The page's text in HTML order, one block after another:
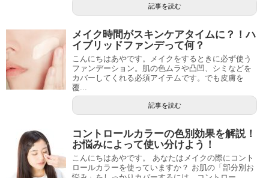
記事を読む
メイク時間がスキンケアタイムに？！ハ
イブリッドファンデって何？
こんにちはあやです。メイクをするときに必ず使う
ファンデーション。肌の色ムラや凸凹、シミなどを
カバーしてくれる必須アイテムです。でも皮膚を
覆...
記事を読む
コントロールカラーの色別効果を解説！
お悩みによって使い分けよう！
こんにちはあやです。 あなたはメイクの際にコント
ロールカラーを使っていますか？ お肌の「部分別お